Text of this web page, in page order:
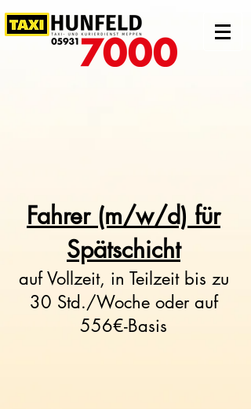
Fahrer (m/w/d) für
Spätschicht
auf Vollzeit, in Teilzeit bis zu
30 Std./Woche oder auf
556€-Basis